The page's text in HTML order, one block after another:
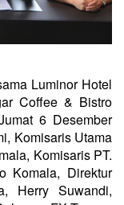
Luminor Hotel
Coffee & Bistro
6 Desember
Komisaris Utama
Komisaris PT.
Komala, Direktur
Herry Suwandi,